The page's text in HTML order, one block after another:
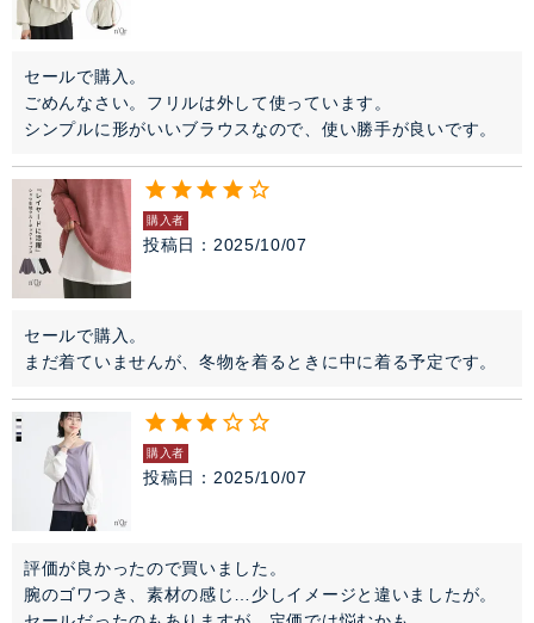
セールで購入。
ごめんなさい。フリルは外して使っています。
シンプルに形がいいブラウスなので、使い勝手が良いです。
購入者
投稿日 2025/10/07
セールで購入。
まだ着ていませんが、冬物を着るときに中に着る予定です。
購入者
投稿日 2025/10/07
評価が良かったので買いました。
腕のゴワつき、素材の感じ…少しイメージと違いましたが。